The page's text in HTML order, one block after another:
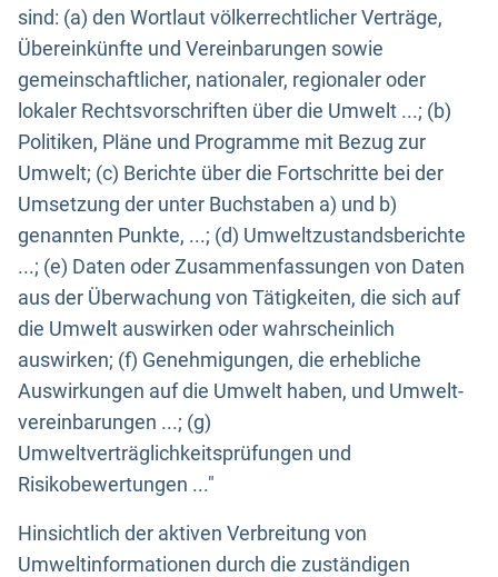
sind: (a) den Wortlaut völkerrechtlicher Verträge,
Übereinkünfte und Vereinbarungen sowie
gemeinschaftlicher, nationaler, regionaler oder
lokaler Rechtsvorschriften über die Umwelt ...; (b)
Politiken, Pläne und Programme mit Bezug zur
Umwelt; (c) Berichte über die Fortschritte bei der
Umsetzung der unter Buchstaben a) und b)
genannten Punkte, ...; (d) Umweltzustandsberichte
...; (e) Daten oder Zusammenfassungen von Daten
aus der Überwachung von Tätigkeiten, die sich auf
die Umwelt auswirken oder wahrscheinlich
auswirken; (f) Genehmigungen, die erhebliche
Auswirkungen auf die Umwelt haben, und Umwelt-
vereinbarungen ...; (g)
Umweltverträglichkeitsprüfungen und
Risikobewertungen ..."
Hinsichtlich der aktiven Verbreitung von
Umweltinformationen durch die zuständigen